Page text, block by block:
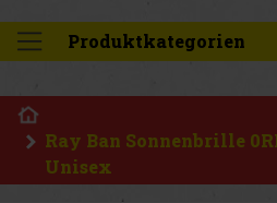
Produktkategorien
Ray Ban Sonnenbrille
Unisex